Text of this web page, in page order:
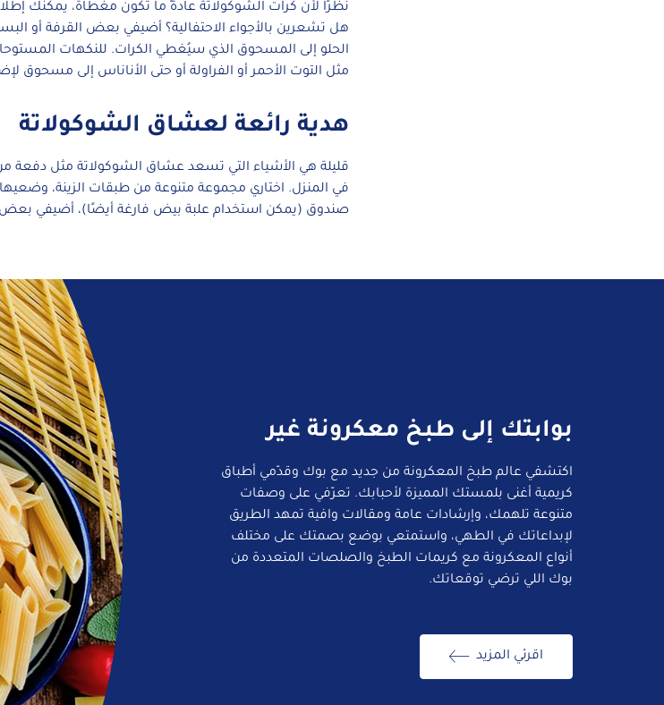
نظرًا لأن كرات الشوكولاتة عادةً ما تكون مغطاة، يمكنك
هل تشعرين بالأجواء الاحتفالية؟ أضيفي بعض القرفة أو
الحلو إلى المسحوق الذي سيُغطي الكرات. للنكهات
مثل التوت الأحمر أو الفراولة أو حتى الأناناس إلى مسحوق
هدية رائعة لعشاق الشوكولاتة
قليلة هي الأشياء التي تسعد عشاق الشوكولاتة مثل دفعة
في المنزل. اختاري مجموعة متنوعة من طبقات الزينة،
صندوق (يمكن استخدام علبة بيض فارغة أيضًا)، أضيفي
بوابتك إلى طبخ معكرونة غير
اكتشفي عالم طبخ المعكرونة من جديد مع بوك وقدّمي أطباق
كريمية أغنى بلمستك المميزة لأحبابك. تعرّفي على وصفات
متنوعة تلهمك، وإرشادات عامة ومقالات وافية تمهد الطريق
لإبداعاتك في الطهي، واستمتعي بوضع بصمتك على مختلف
أنواع المعكرونة مع كريمات الطبخ والصلصات المتعددة من
بوك اللي ترضي توقعاتك.
اقرئي المزيد